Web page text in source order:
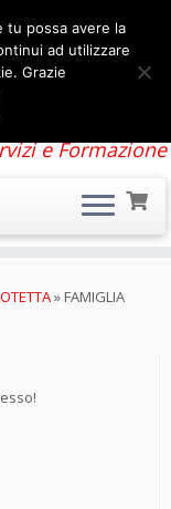
e Formazione
» FAMIGLIA
tu possa avere la
ad utilizzare
Grazie